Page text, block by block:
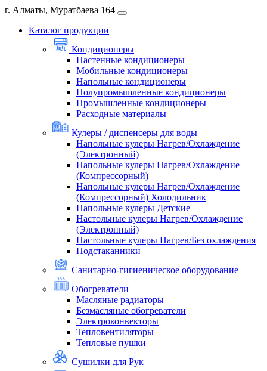
г. Алматы, Муратбаева 164
Каталог продукции
Кондиционеры
Настенные кондиционеры
Мобильные кондиционеры
Напольные кондиционеры
Полупромышленные кондиционеры
Промышленные кондиционеры
Расходные материалы
Кулеры / диспенсеры для воды
Напольные кулеры Нагрев/Охлаждение
(Электронный)
Напольные кулеры Нагрев/Охлаждение
(Компрессорный)
Напольные кулеры Нагрев/Охлаждение
(Компрессорный) Холодильник
Напольные кулеры Детские
Настольные кулеры Нагрев/Охлаждение
(Электронный)
Настольные кулеры Нагрев/Без охлаждения
Подстаканники
Санитарно-гигиеническое оборудование
Обогреватели
Масляные радиаторы
Безмасляные обогреватели
Электроконвекторы
Тепловентиляторы
Тепловые пушки
Сушилки для Рук